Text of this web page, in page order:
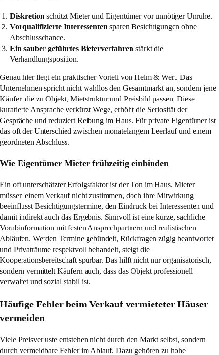
Diskretion schützt Mieter und Eigentümer vor unnötiger Unruhe.
Vorqualifizierte Interessenten sparen Besichtigungen ohne
Abschlusschance.
Ein sauber geführtes Bieterverfahren stärkt die
Verhandlungsposition.
Genau hier liegt ein praktischer Vorteil von Heim & Wert. Das
Unternehmen spricht nicht wahllos den Gesamtmarkt an, sondern jene
Käufer, die zu Objekt, Mietstruktur und Preisbild passen. Diese
kuratierte Ansprache verkürzt Wege, erhöht die Seriosität der
Gespräche und reduziert Reibung im Haus. Für private Eigentümer ist
das oft der Unterschied zwischen monatelangem Leerlauf und einem
geordneten Abschluss.
Wie Eigentümer Mieter frühzeitig einbinden
Ein oft unterschätzter Erfolgsfaktor ist der Ton im Haus. Mieter
müssen einem Verkauf nicht zustimmen, doch ihre Mitwirkung
beeinflusst Besichtigungstermine, den Eindruck bei Interessenten und
damit indirekt auch das Ergebnis. Sinnvoll ist eine kurze, sachliche
Vorabinformation mit festen Ansprechpartnern und realistischen
Abläufen. Werden Termine gebündelt, Rückfragen zügig beantwortet
und Privaträume respektvoll behandelt, steigt die
Kooperationsbereitschaft spürbar. Das hilft nicht nur organisatorisch,
sondern vermittelt Käufern auch, dass das Objekt professionell
verwaltet und sozial stabil ist.
Häufige Fehler beim Verkauf vermieteter Häuser
vermeiden
Viele Preisverluste entstehen nicht durch den Markt selbst, sondern
durch vermeidbare Fehler im Ablauf. Dazu gehören zu hohe